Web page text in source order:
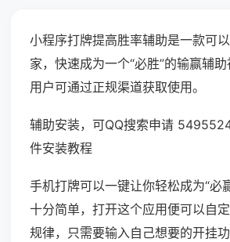
小程序打牌提高胜率辅助是一款可
家，快速成为一个“必胜”的输赢辅
用户可通过正规渠道获取使用。
辅助安装，可QQ搜索申请
件安装教程
手机打牌可以一键让你轻松成为“必
十分简单，打开这个应用便可以自
规律，只需要输入自己想要的开挂